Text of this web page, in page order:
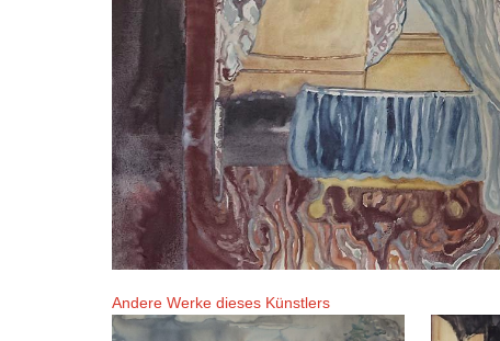
Andere Werke dieses Künstlers